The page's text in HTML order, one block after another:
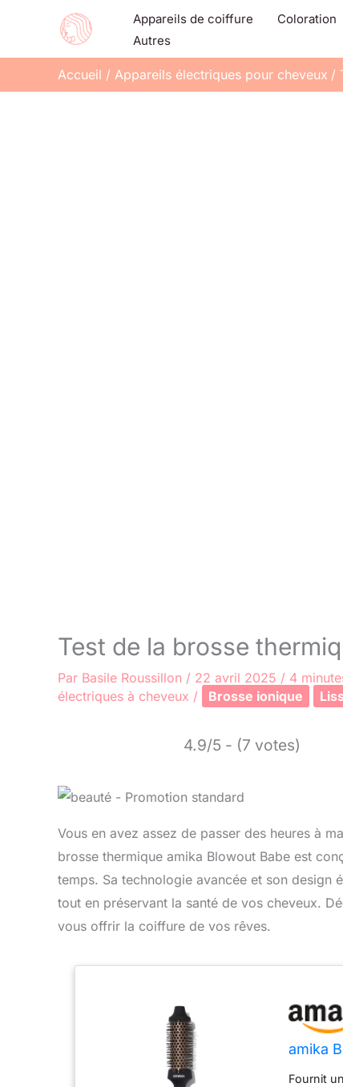
contenu
Appareils de coiffure Coloration
Autres
Accueil Appareils électriques pour cheveux
Test de la brosse
Par Basile Roussillon / 22 avril 2025 / 4
électriques à cheveux / Brosse ionique
4.9/5 - (7 votes)
Vous en avez assez de passer des heures à
brosse thermique amika Blowout Babe est
temps. Sa technologie avancée et son design
tout en préservant la santé de vos cheveux.
vous offrir la coiffure de vos rêves.
amika
Fournit